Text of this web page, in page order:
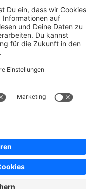
Sitemap Cookie settings